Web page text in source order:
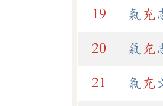
19 氣 充
20 氣 充
21 氣 充